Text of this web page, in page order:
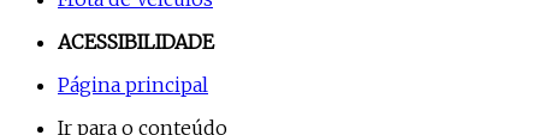
ACESSIBILIDADE
Página principal
Ir para o conteúdo